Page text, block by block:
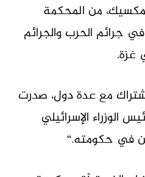
من المحكمة
جرائم الحرب والجرائم
غزة.
مع عدة دول، صدرت
الوزراء الإسرائيلي
في حكومته“.